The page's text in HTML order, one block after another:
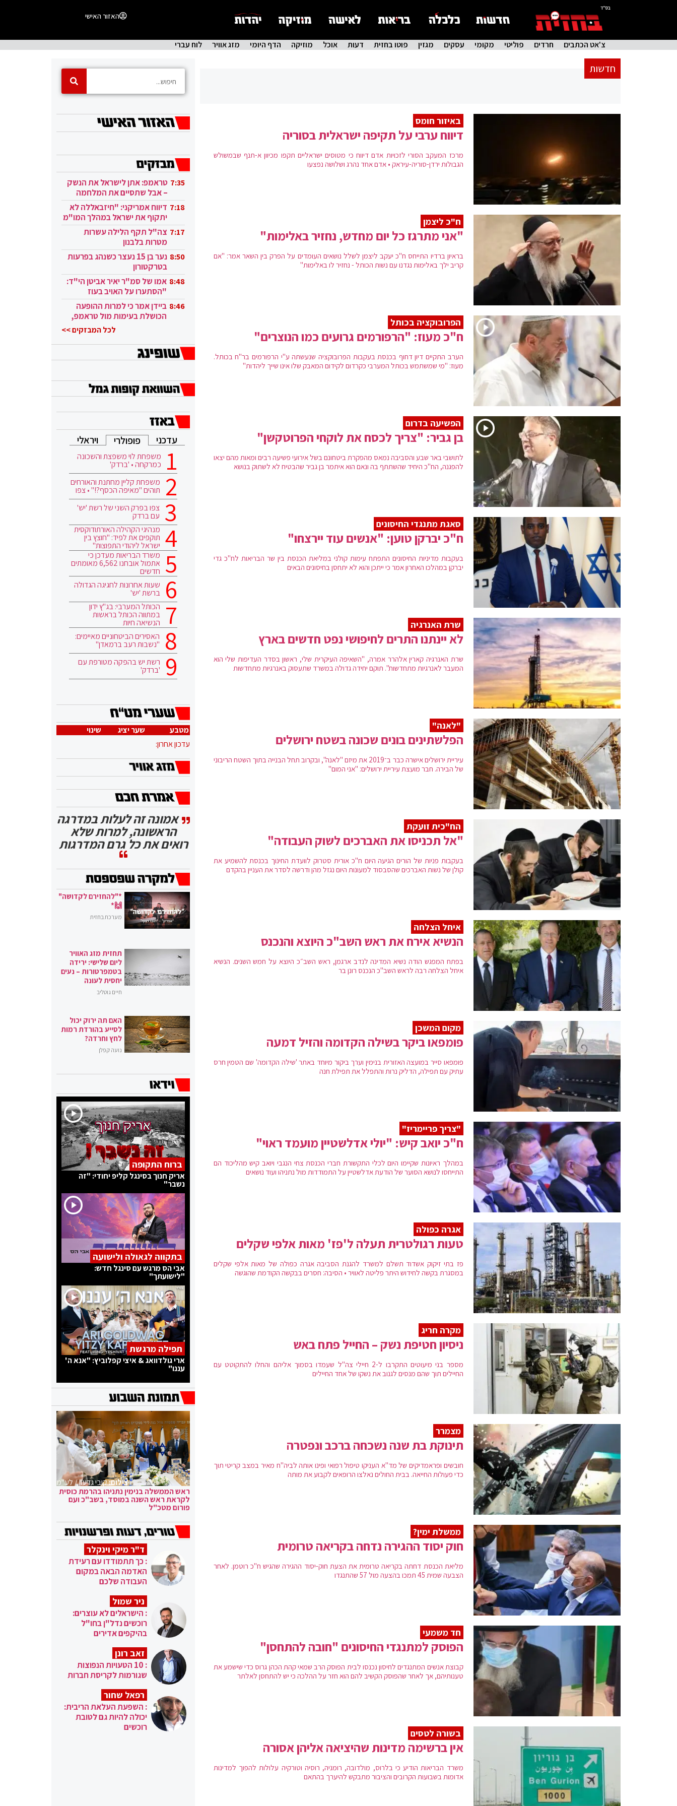
בס"ד
האזור האישי
צ'אט הכתבים חרדים פוליטי מקומי עסקים מגזין פוטו בחזית דעות אוכל מוזיקה הדף היומי מזג אוויר לוח עברי
חדשות
באיזור חומס
דיווח ערבי על תקיפה ישראלית בסוריה
מרכז המעקב הסורי לזכויות אדם דיווח כי מטוסים ישראליים תקפו מכיוון א-תנף שבמשולש
הגבולות ירדן-סוריה-עיראק • אדם אחד נהרג ושלושה נפצעו
ח"כ ליצמן
"אני מתרגז כל יום מחדש, נחזיר באלימות"
בראיון ברדיו התייחס ח"כ יעקב ליצמן לשלל נושאים העומדים על הפרק בין השאר אמר: "אם
קריב ילך באלימות נגדנו עם נשות הכותל - נחזיר לו באלימות"
הפרובוקציה בכותל
ח"כ מעוז: "הרפורמים גרועים כמו הנוצרים"
הערב התקיים דיון דחוף בכנסת בעקבות הפרובוקציה שנעשתה ע"י הרפורמים בר"ח בכותל.
מעוז: "מי שמשתמש בכותל המערבי כקרדום לקידום המאבק שלו אינו שייך ליהדות"
הפשיעה בדרום
בן גביר: "צריך לכסח את לוקחי הפרוטקשן"
לתושבי באר שבע והסביבה נמאס מהפקרת ביטחונם בשל אירועי פשיעה רבים ומאות מהם יצאו
להפגנה, הח"כ היחיד שהשתתף בה ונאם הוא איתמר בן גביר שהבטיח לא לשתוק בנושא
סאגת מתנגדי החיסונים
ח"כ יברקן טוען: "אנשים עוד יירצחו"
בעקבות מדיניות החיסונים התפתח עימות קולני במליאת הכנסת בין שר הבריאות לח"כ גדי
יברקן במהלכו האחרון אמר כי ייתכן והוא לא יתחסן בחיסונים הבאים
שרת האנרגיה
לא יינתנו התרים לחיפושי נפט חדשים בארץ
שרת האנרגיה קארין אלהרר אמרה, "השאיפה העיקרית שלי, ראשון בסדר העדיפות שלי הוא
המעבר לאנרגיות מתחדשות". תוקם יחידה גדולה במשרד שתעסוק באנרגיות מתחדשות
"לאנה"
הפלשתינים בונים שכונה בשטח ירושלים
עיריית ירושלים אישרה כבר ב־2019 את מיזם "לאנה", ובקרוב תחל הבנייה בתוך השטח הריבוני
של הבירה. חבר מועצת עיריית ירושלים: "אני המום"
הח"כית זועקת
"אל תכניסו את האברכים לשוק העבודה"
בעקבות פניות של הורים הגיעה היום ח"כ אורית סטרוק לוועדת החינוך בכנסת להשמיע את
קולן של נשות האברכים שהסבסוד למעונות היום נגזל מהן ודרשה לסדר את העניין בהקדם
איחל הצלחה
הנשיא אירח את ראש השב"כ היוצא והנכנס
בפתח המפגש הודה נשיא המדינה לנדב ארגמן, ראש השב״כ היוצא על חמש השנים. הנשיא
איחל הצלחה רבה לראש השב"כ הנכנס רונן בר
מקום המשכן
פומפאו ביקר בשילה הקדומה והזיל דמעה
פומפאו סייר במועצה האזורית בנימין וערך ביקור מיוחד באתר 'שילה הקדומה' שם הטמין חרס
עתיק עם תפילה, הדליק נרות והתפלל את תפילת חנה
"צריך פריימריז"
ח"כ יואב קיש: "יולי אדלשטיין מועמד ראוי"
במהלך ראיונות שקיימו היום לכלי התקשורת חברי הכנסת צחי הנגבי ויואב קיש מהליכוד הם
התייחסו לנושא הסוער של הודעת אדלשטיין על התמודדות מול נתניהו ועוד נושאים
אגרה כפולה
טעות רגולטרית תעלה ל'פז' מאות אלפי שקלים
פז בתי זיקוק אשדוד תשלם למשרד להגנת הסביבה אגרה כפולה של מאות אלפי שקלים
במסגרת בקשה לחידוש היתר פליטה לאוויר • הסיבה: חסרים בבקשה הקודמת שהוגשה
מקרה חריג
ניסיון חטיפת נשק – החייל פתח באש
מספר בני מיעוטים התקרבו ל-2 חיילי צה"ל שעמדו בסמוך אליהם והחלו להתקוטט עם
החיילים תוך שהם מנסים לגנוב את נשקו של אחד החיילים
מצמרר
תינוקת בת שנה נשכחה ברכב ונפטרה
חובשים ופראמדיקים של מד"א העניקו טיפול רפואי ופינו אותה לביה"ח מאיר במצב קריטי תוך
כדי פעולות החייאה. בבית החולים נאלצו הרופאים לקבוע את מותה
ממשלת ימין?
חוק יסוד ההגירה נדחה בקריאה טרומית
מליאת הכנסת דחתה בקריאה טרומית את הצעת חוק-יסוד ההגירה שהגיש ח"כ רוטמן. לאחר
הצבעה שמית 45 תמכו בהצעה מול 57 שהתנגדו
חד משמעי
הפוסק למתנגדי החיסונים "חובה להתחסן"
קבוצת אנשים המתנגדים לחיסון נכנסו לבית הפוסק הרב שמאי קהת הכהן גרוס כדי שישמע את
טענותיהם, אך לאחר שהפוסק הקשיב להם הוא חזר על ההלכה כי יש להתחסן לאלתר
בשורה לטסים
אין ברשימה מדינות שהיציאה אליהן אסורה
משרד הבריאות הודיע כי בלרוס, מולדובה, רומניה, רוסיה וטורקיה עלולות להפוך למדינות
אדומות בשבועות הקרובים והציבור מתבקש להיערך בהתאם
7:35 טראמפ: אתן לישראל את הנשק
– אבל שתסיים את המלחמה
בעזה 7:18 דיווח אמריקני: "חיזבאללה לא
יתקוף את ישראל במהלך המו"מ
בקטאר" 7:17 צה"ל תקף הלילה עשרות
מטרות בלבנון
8:50
נער בן 15 נעצר כשנהג בפרעות
בטרקטורון
8:48 אמו של סמ"ר יאיר אביטן הי"ד:
"הסתערו על האויב בעוז
ובגבורה" 8:46 ביידן אמר כי למרות ההופעה
הכושלת בעימות מול טראמפ,
לכל המבזקים >>
עדכני פופולרי ויראלי
משפחת לוי משפצת והשכונה
כמרקחה • 'ברדק'
משפחת קליין מחתנת והאורחים
תוהים "מאיפה הכסף?!" • צפו
צפו בפרק השני של רשת 'יש'
עם ברדק
מנהיגי הקהילה האורתודוקסית
תוקפים את לפיד: "חוצץ בין
ישראל ליהודי התפוצות"
משרד הבריאות מעדכן כי
אתמול אובחנו 6,562 מאומתים
חדשים
שעות אחרונות לחגיגה הגדולה
ברשת 'יש'
הכותל המערבי: בג"ץ ידון
במתווה הכותל בראשות
הנשיאה חיות
האסירים הביטחוניים מאיימים:
"נשבות רעב ברמאדן"
רשת יש בהפקה מטורפת עם
'ברדק'
מטבע שער יציג
שינוי
עדכון אחרון:
אמונה זה לעלות במדרגה
הראשונה, למרות שלא
רואים את כל גרם המדרגות
*"להחזירם לקדושה"
🙌*
מערכת בחזית
תחזית מזג האוויר
ליום שלישי: ירידה
בטמפרטורות – נעים
יחסית לעונה
חיים גוטליב
האם תה ירוק יכול
לסייע בהורדת רמות
לחץ וחרדה?
נועה קפלן
ברוח התקופה
אריק חנוך בסינגל קליפ יחודי: "זה
נשבר"
בתקווה לגאולה ולישועה
אבי הס מרגש עם סינגל חדש:
"לישועתך"
תפילה מרגשת
ארי גולדוואג & איצי קפלוביץ: "אנא ה'
עננו"
צילום:קובי גדעון / לע"מ
ראש הממשלה בנימין נתניהו בהרמת כוסית
לקראת ראש השנה במוסד, בשב"כ ועם
פורום מטכ"ל
ד"ר מיקי וינקלר
: כך תתמודדו עם רעידת
האדמה הבאה במקום
העבודה שלכם
ניר שמול
: הישראלים לא עוצרים:
רוכשים נדל"ן בחו"ל
בהיקפים אדירים
זאב רונן
: 10 הטעויות הנפוצות
שגורמות לקריסת חברות
רפאל שחור
: השפעת העלאת הריבית:
יכולה להיות גם לטובת
רוכשים